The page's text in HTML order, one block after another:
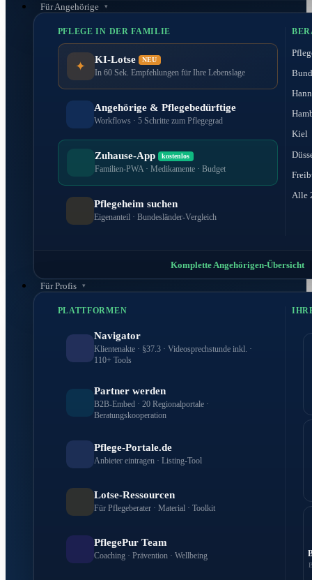
Für Angehörige
PFLEGE IN DER FAMILIE
✦ KI-Lotse NEU
In 60 Sek. Empfehlungen für Ihre Lebenslage
Angehörige & Pflegebedürftige
Workflows · 5 Schritte zum Pflegegrad
Zuhause-App kostenlos
Familien-PWA · Medikamente · Budget
Pflegeheim suchen
Eigenanteil · Bundesländer-Vergleich
Kiel
Alle
Komplette Angehörigen-Übersicht
Für Profis
PLATTFORMEN
Navigator
Klientenakte · §37.3 · Videosprechstunde inkl. ·
110+ Tools
Partner werden
B2B-Embed · 20 Regionalportale ·
Beratungskooperation
Pflege-Portale.de
Anbieter eintragen · Listing-Tool
Lotse-Ressourcen
Für Pflegeberater · Material · Toolkit
PflegePur Team
Coaching · Prävention · Wellbeing